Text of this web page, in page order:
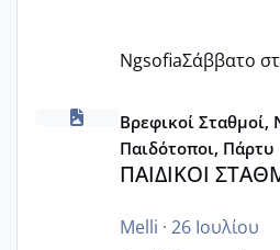
NgsofiaΣάββατο
ΠΑΙΔΙΚΟΙ ΣΤΑΘΜΟΙ ΜΕ ΕΣΠΑ
Βρεφικοί Σταθμοί,
Παιδότοποι, Πάρτυ
ΠΑΙΔΙΚΟΙ
Melli · 26 Ιουλίου